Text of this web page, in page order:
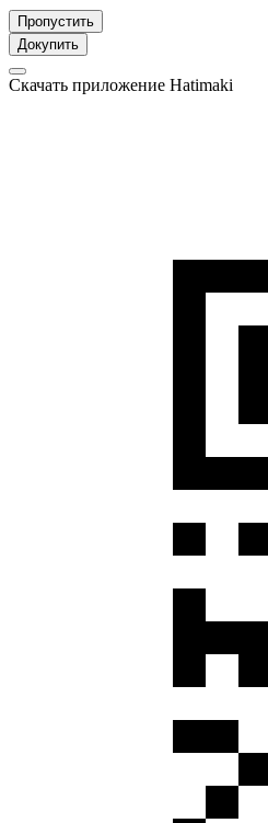
Пропустить
Докупить
Скачать приложение Hatimaki